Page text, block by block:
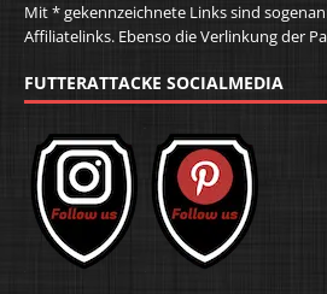
Mit * gekennzeichnete Links sind
Affiliatelinks. Ebenso die Verlinkung der
FUTTERATTACKE SOCIALMEDIA